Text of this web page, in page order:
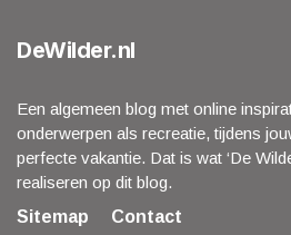
DeWilder.nl
Een algemeen blog met online
onderwerpen als recreatie, tijdens
perfecte vakantie. Dat is wat ‘De
realiseren op dit blog.
Sitemap
Contact